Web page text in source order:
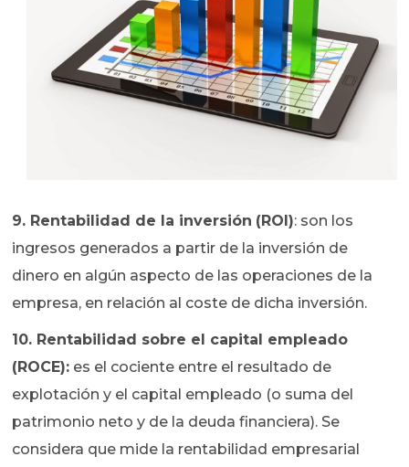
9. Rentabilidad de la inversión (ROI): son los
ingresos generados a partir de la inversión de
dinero en algún aspecto de las operaciones de la
empresa, en relación al coste de dicha inversión.
10. Rentabilidad sobre el capital empleado
(ROCE): es el cociente entre el resultado de
explotación y el capital empleado (o suma del
patrimonio neto y de la deuda financiera). Se
considera que mide la rentabilidad empresarial